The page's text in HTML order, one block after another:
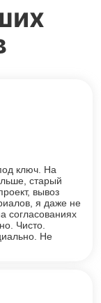
ключ. На
старый
вывоз
я даже не
согласованиях
Чисто.
Не